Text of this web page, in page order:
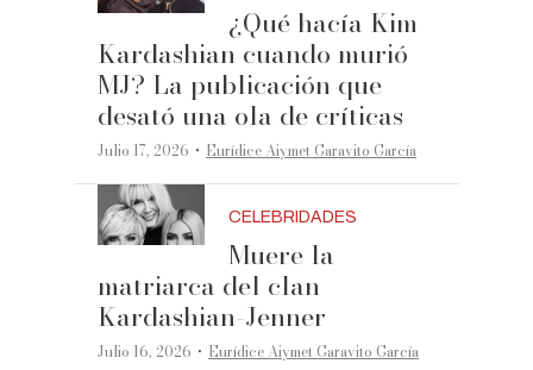
¿Qué hacía Kim
Kardashian cuando murió
MJ? La publicación que
desató una ola de críticas
Julio 17, 2026 ·Eurídice Aiymet Garavito García
CELEBRIDADES
Muere la
matriarca del clan
Kardashian-Jenner
Julio 16, 2026 ·Eurídice Aiymet Garavito García